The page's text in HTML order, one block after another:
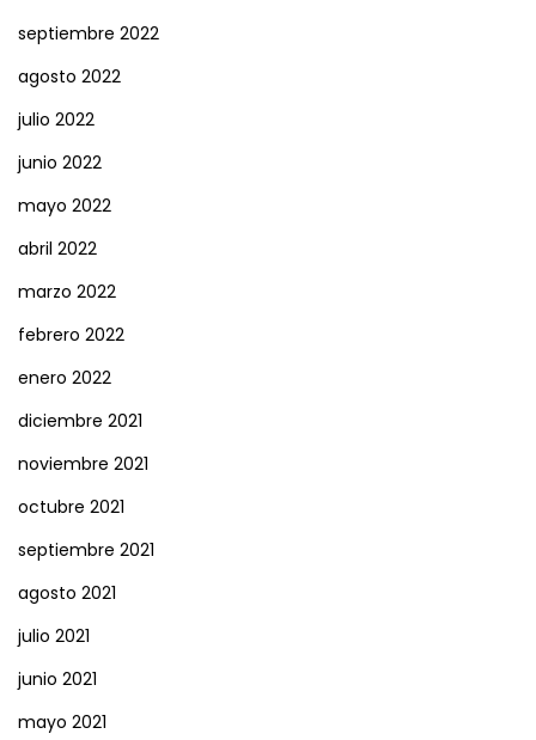
septiembre 2022
agosto 2022
julio 2022
junio 2022
mayo 2022
abril 2022
marzo 2022
febrero 2022
enero 2022
diciembre 2021
noviembre 2021
octubre 2021
septiembre 2021
agosto 2021
julio 2021
junio 2021
mayo 2021